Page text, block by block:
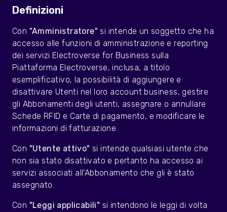
Definizioni
Con "Amministratore" si intende un soggetto che ha
accesso alle funzioni di amministrazione e reporting
dei servizi Electroverse for Business sulla
Piattaforma Electroverse, inclusa, a titolo
esemplificativo, la possibilità di aggiungere e
disattivare Utenti nel loro account business, gestire
gli Abbonamenti degli utenti, assegnare o annullare
Schede RFID e Carte di pagamento, e modificare le
informazioni di fatturazione.
Con "Utente attivo" si intende qualsiasi utente che
non sia stato disattivato e pertanto ha accesso ai
servizi associati all'Abbonamento che gli è stato
assegnato.
Con "Leggi applicabili" si intendono le leggi di volta